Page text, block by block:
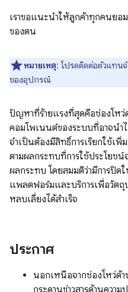
เราขอแนะนำให้ลูกค้าทุกคนย
ของตน
หมายเหตุ: โปรดติดต่อตัวแทน
ของอุปกรณ์
ปัญหาที่ร้ายแรงที่สุดคือช่องโหว่
คอมโพเนนต์ของระบบที่อาจนำ
จำเป็นต้องมีสิทธิ์การเรียกใช้เพิ่
ตามผลกระทบที่การใช้ประโยช
ผลกระทบ โดยสมมติว่ามีการปิด
แพลตฟอร์มและบริการเพื่อวัต
หลบเลี่ยงได้สําเร็จ
ประกาศ
นอกเหนือจากช่องโหว่ด้
กระดานข่าวสารด้านควา